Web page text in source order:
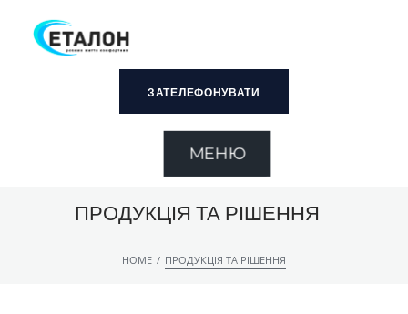
ЗАТЕЛЕФОНУВАТИ
МЕНЮ
ПРОДУКЦІЯ ТА РІШЕННЯ
HOME / ПРОДУКЦІЯ ТА РІШЕННЯ